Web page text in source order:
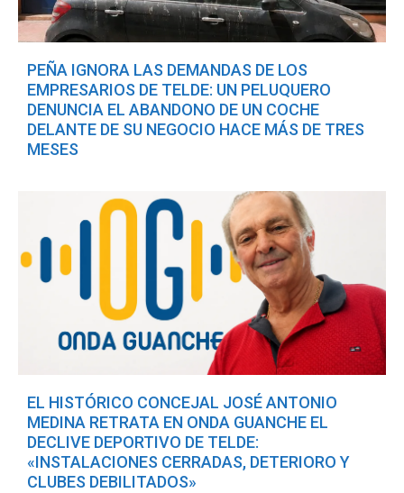
PEÑA IGNORA LAS DEMANDAS DE LOS
EMPRESARIOS DE TELDE: UN PELUQUERO
DENUNCIA EL ABANDONO DE UN COCHE
DELANTE DE SU NEGOCIO HACE MÁS DE TRES
MESES
EL HISTÓRICO CONCEJAL JOSÉ ANTONIO
MEDINA RETRATA EN ONDA GUANCHE EL
DECLIVE DEPORTIVO DE TELDE:
«INSTALACIONES CERRADAS, DETERIORO Y
CLUBES DEBILITADOS»